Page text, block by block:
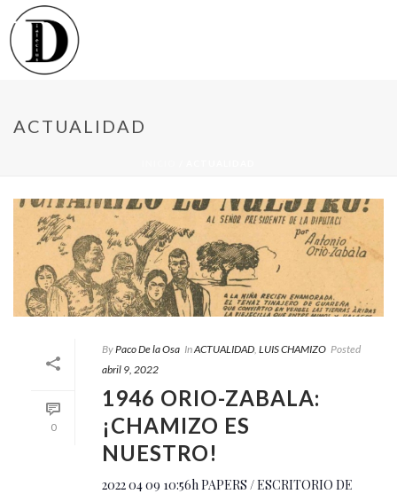
ACTUALIDAD
0
ByPaco De la Osa InACTUALIDAD LUIS CHAMIZO Posted
abril 9, 2022
1946 ORIO-ZABALA:
¡CHAMIZO ES
NUESTRO!
2022 04 09 10:56h PAPERS / ESCRITORIO DE